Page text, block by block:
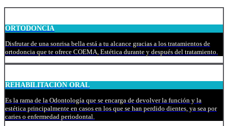
ORTODONCIA
Disfrutar de una sonrisa bella está a tu alcance gracias a los tratamientos de
ortodoncia que te ofrece COEMA, Estética durante y después del tratamiento.
REHABILITACIÓN ORAL
Es la rama de la Odontología que se encarga de devolver la función y la
estética principalmente en casos en los que se han perdido dientes, ya sea por
caries o enfermedad periodontal.